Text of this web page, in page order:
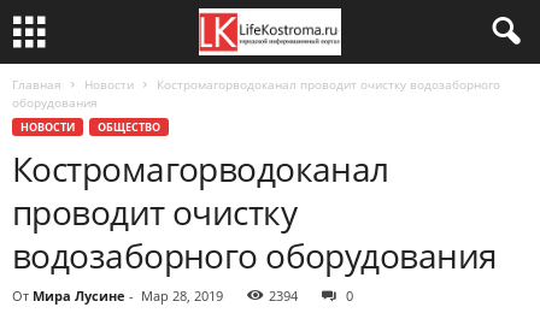
Главная Новости
Костромагорводоканал проводит очистку водозаборного
оборудования
НОВОСТИ ОБЩЕСТВО
Костромагорводоканал
проводит очистку
водозаборного оборудования
От Мира Лусине - Мар 28, 2019 2394 0